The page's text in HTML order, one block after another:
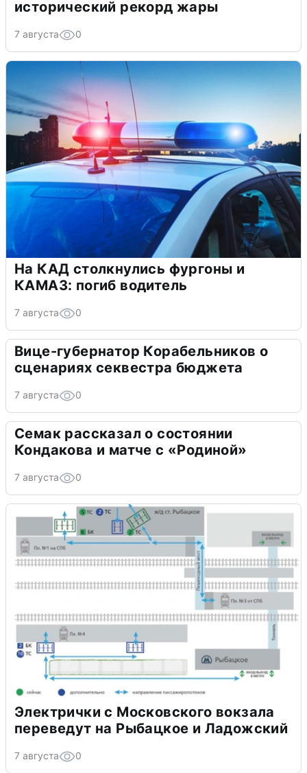
исторический рекорд жары
7 августа 0
На КАД столкнулись фургоны и
КАМАЗ: погиб водитель
7 августа 0
Вице-губернатор Корабельников о
сценариях секвестра бюджета
7 августа 0
Семак рассказал о состоянии
Кондакова и матче с «Родиной»
7 августа 0
Электрички с Московского вокзала
переведут на Рыбацкое и Ладожский
7 августа 0